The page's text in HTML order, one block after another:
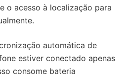
o acesso à localização para
automática de
estiver conectado apenas
consome bateria